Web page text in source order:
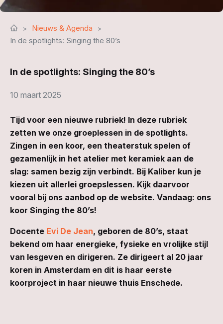
Nieuws & Agenda
In de spotlights: Singing the 80’s
In de spotlights: Singing the 80’s
10 maart 2025
Tijd voor een nieuwe rubriek! In deze rubriek
zetten we onze groeplessen in de spotlights.
Zingen in een koor, een theaterstuk spelen of
gezamenlijk in het atelier met keramiek aan de
slag: samen bezig zijn verbindt. Bij Kaliber kun je
kiezen uit allerlei groepslessen. Kijk daarvoor
vooral bij ons aanbod op de website. Vandaag: ons
koor Singing the 80’s!
Docente Evi De Jean, geboren de 80’s, staat
bekend om haar energieke, fysieke en vrolijke stijl
van lesgeven en dirigeren. Ze dirigeert al 20 jaar
koren in Amsterdam en dit is haar eerste
koorproject in haar nieuwe thuis Enschede.